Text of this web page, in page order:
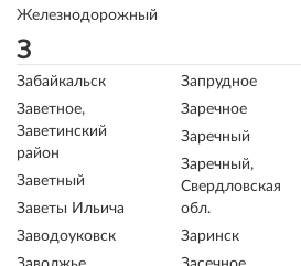
Железнодорожный
З
Забайкальск
Заветное,
Заветинский
район
Заветный
Заветы Ильича
Заводоуковск
Запрудное
Заречное
Заречный
Заречный,
Свердловская
обл.
Заринск